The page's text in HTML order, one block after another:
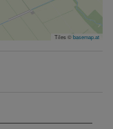
Tiles ©basemap.at